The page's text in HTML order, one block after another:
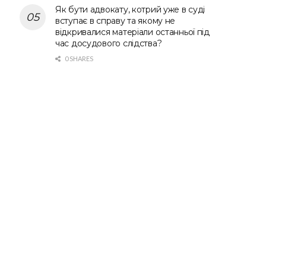
Як бути адвокату, котрий уже в суді
вступає в справу та якому не
відкривалися матеріали останньої під
час досудового слідства?
0 SHARES